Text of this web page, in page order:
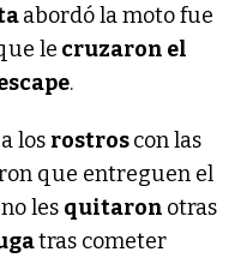
abordó la moto fue
le cruzaron el
.
a los rostroscon las
que entreguen el
les quitaron otras
tras cometer